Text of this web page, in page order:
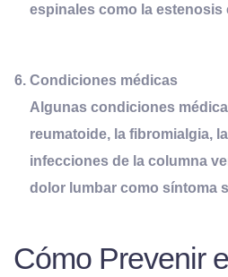
espinales como la estenosis
Condiciones médicas
Algunas condiciones
reumatoide, la fibromialgia,
infecciones de la columna
dolor lumbar como síntoma
Cómo Prevenir